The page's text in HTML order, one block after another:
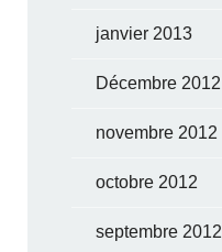
janvier 2013
Décembre 2012
novembre 2012
octobre 2012
septembre 2012